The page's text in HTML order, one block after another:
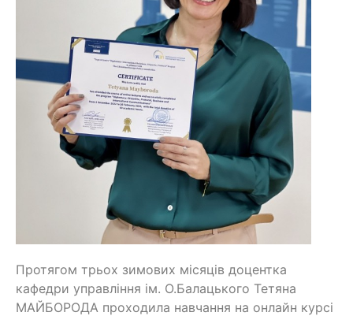
Протягом трьох зимових місяців доцентка
кафедри управління ім. О.Балацького Тетяна
МАЙБОРОДА проходила навчання на онлайн курсі